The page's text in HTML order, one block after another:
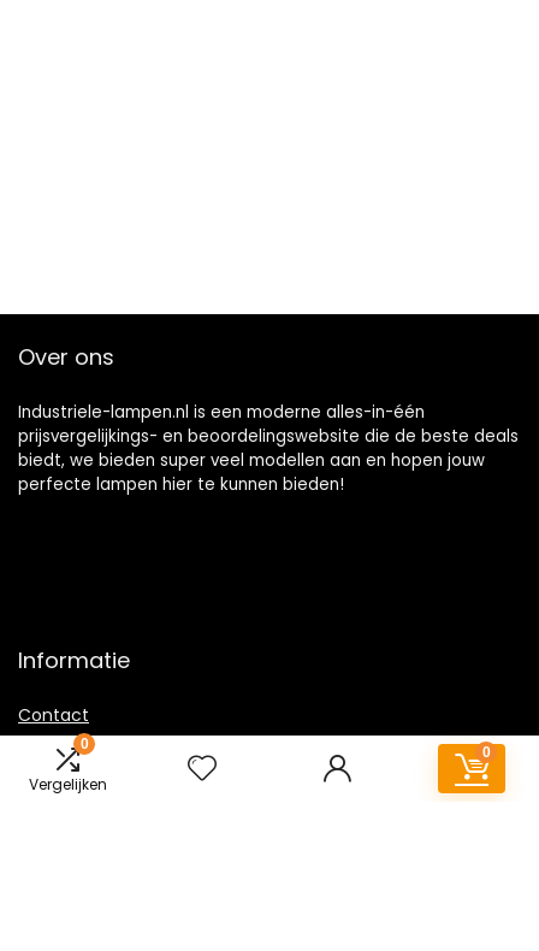
0
Vergelijken
0
Over ons
Industriele-lampen.nl is een moderne alles-in-één
prijsvergelijkings- en beoordelingswebsite die de beste deals
biedt, we bieden super veel modellen aan en hopen jouw
perfecte lampen hier te kunnen bieden!
Informatie
Contact
Klantenservice
Over ons